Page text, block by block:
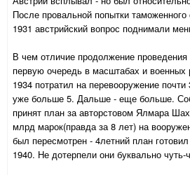
После провальной попытки
1931 австрийский вопрос поднимали
В чем отличие продолжение
первую очередь в масштабах и военных
1934 потратил на перевооружение
уже больше 5. Дальше - еще больше.
принят план за авторстовом Ялмара
млрд марок(правда за 8 лет) на
был пересмотрен - 4летний план
1940. Не дотерпели они буквально чуть-